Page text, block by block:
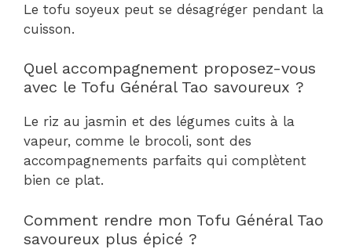
Le tofu soyeux peut se désagréger pendant la
cuisson.
Quel accompagnement proposez-vous
avec le Tofu Général Tao savoureux ?
Le riz au jasmin et des légumes cuits à la
vapeur, comme le brocoli, sont des
accompagnements parfaits qui complètent
bien ce plat.
Comment rendre mon Tofu Général Tao
savoureux plus épicé ?